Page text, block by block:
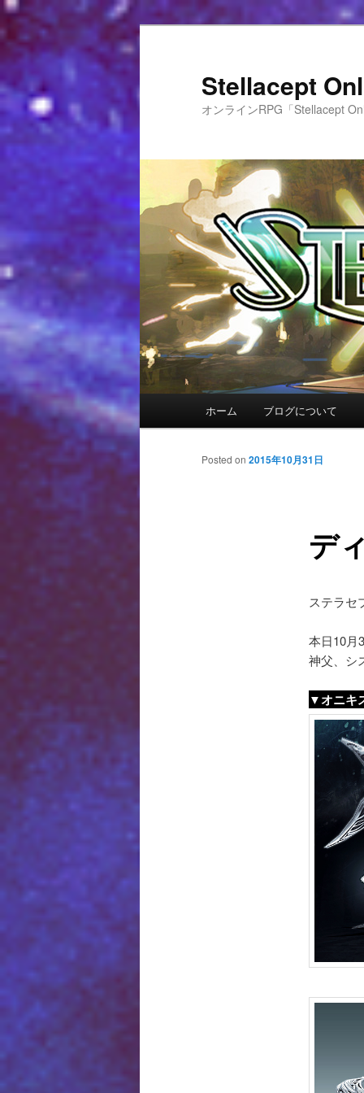
Stellacept
オンラインRPG「Stellacept
メインコンテンツへ移動
サブコンテンツへ移動
ホーム ブログについて
投稿ナビゲーション
デ
Posted on 2015年10月31日
ステラセ
本日10月
神父、シ
▼オニキ